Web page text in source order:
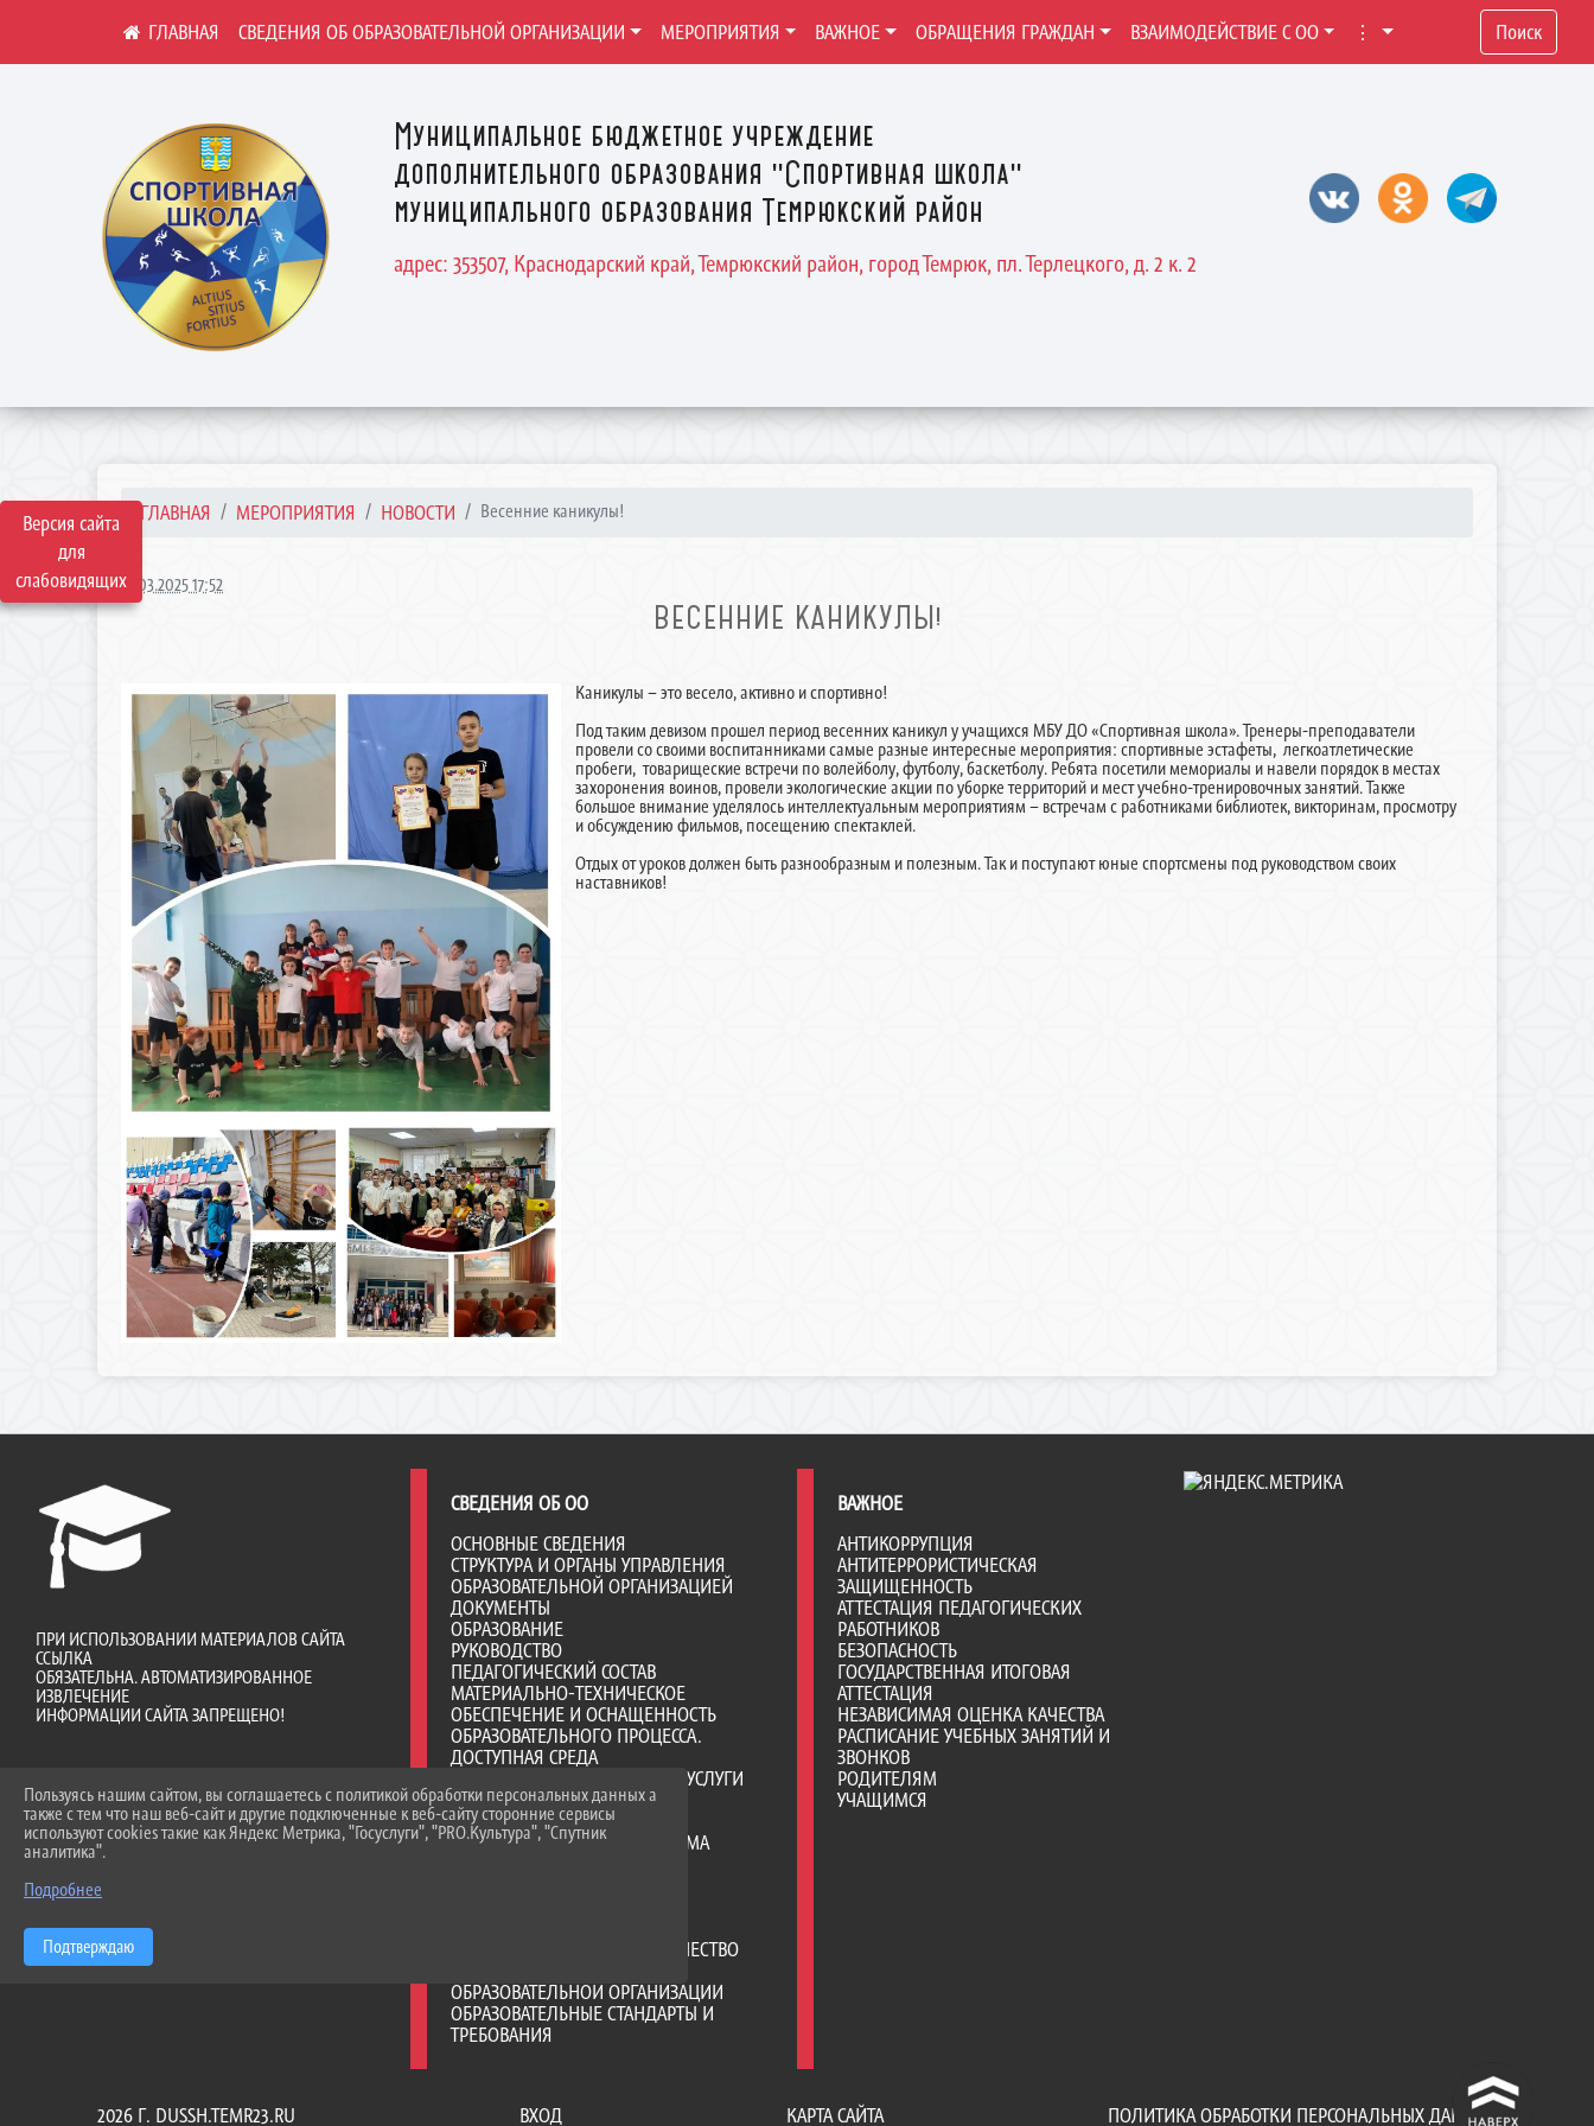
Версия сайта
для
слабовидящих
Муниципальное бюджетное учреждение
дополнительного образования "Спортивная школа"
муниципального образования Темрюкский район
адрес: 353507, Краснодарский край, Темрюкский район, город Темрюк, пл. Терлецкого, д. 2 к. 2
СВЕДЕНИЯ ОБ ОБРАЗОВАТЕЛЬНОЙ ОРГАНИЗАЦИИ МЕРОПРИЯТИЯ ВАЖНОЕ ОБРАЩЕНИЯ ГРАЖДАН ВЗАИМОДЕЙСТВИЕ С ОО ⋮ Поиск
ГЛАВНАЯ МЕРОПРИЯТИЯ НОВОСТИ Весенние каникулы!
31.03.2025 17:52
ВЕСЕННИЕ КАНИКУЛЫ!
Каникулы – это весело, активно и спортивно!
Под таким девизом прошел период весенних каникул у учащихся МБУ ДО «Спортивная школа». Тренеры-преподаватели
провели со своими воспитанниками самые разные интересные мероприятия: спортивные эстафеты, легкоатлетические
пробеги, товарищеские встречи по волейболу, футболу, баскетболу. Ребята посетили мемориалы и навели порядок в местах
захоронения воинов, провели экологические акции по уборке территорий и мест учебно-тренировочных занятий. Также
большое внимание уделялось интеллектуальным мероприятиям – встречам с работниками библиотек, викторинам, просмотру
и обсуждению фильмов, посещению спектаклей.
Отдых от уроков должен быть разнообразным и полезным. Так и поступают юные спортсмены под руководством своих
наставников!
ПРИ ИСПОЛЬЗОВАНИИ МАТЕРИАЛОВ САЙТА
ССЫЛКА
ОБЯЗАТЕЛЬНА. АВТОМАТИЗИРОВАННОЕ
ИЗВЛЕЧЕНИЕ
ИНФОРМАЦИИ САЙТА ЗАПРЕЩЕНО!
СВЕДЕНИЯ ОБ ОО
ОСНОВНЫЕ СВЕДЕНИЯ
СТРУКТУРА И ОРГАНЫ УПРАВЛЕНИЯ
ОБРАЗОВАТЕЛЬНОЙ ОРГАНИЗАЦИЕЙ
ДОКУМЕНТЫ
ОБРАЗОВАНИЕ
РУКОВОДСТВО
ПЕДАГОГИЧЕСКИЙ СОСТАВ
МАТЕРИАЛЬНО-ТЕХНИЧЕСКОЕ
ОБЕСПЕЧЕНИЕ И ОСНАЩЕННОСТЬ
ОБРАЗОВАТЕЛЬНОГО ПРОЦЕССА.
ДОСТУПНАЯ СРЕДА
ПЛАТНЫЕ ОБРАЗОВАТЕЛЬНЫЕ УСЛУГИ
ФИНАНСОВО-ХОЗЯЙСТВЕННАЯ
ДЕЯТЕЛЬНОСТЬ
ВАКАНТНЫЕ МЕСТА ДЛЯ ПРИЕМА
МЕЖДУНАРОДНОЕ СОТРУДНИЧЕСТВО
ОБРАЗОВАТЕЛЬНОЙ ОРГАНИЗАЦИИ
ОБРАЗОВАТЕЛЬНЫЕ СТАНДАРТЫ И
ТРЕБОВАНИЯ
ВАЖНОЕ
АНТИКОРРУПЦИЯ
АНТИТЕРРОРИСТИЧЕСКАЯ
ЗАЩИЩЕННОСТЬ
АТТЕСТАЦИЯ ПЕДАГОГИЧЕСКИХ
РАБОТНИКОВ
БЕЗОПАСНОСТЬ
ГОСУДАРСТВЕННАЯ ИТОГОВАЯ
АТТЕСТАЦИЯ
НЕЗАВИСИМАЯ ОЦЕНКА КАЧЕСТВА
РАСПИСАНИЕ УЧЕБНЫХ ЗАНЯТИЙ И
ЗВОНКОВ
РОДИТЕЛЯМ
УЧАЩИМСЯ
^
2026 Г. DUSSH.TEMR23.RU ВХОД КАРТА САЙТА ПОЛИТИКА ОБРАБОТКИ ПЕРСОНАЛЬНЫХ ДАННЫХ
Пользуясь нашим сайтом, вы соглашаетесь с политикой обработки персональных данных а
также с тем что наш веб-сайт и другие подключенные к веб-сайту сторонние сервисы
используют cookies такие как Яндекс Метрика, "Госуслуги", "PRO.Культура", "Спутник
аналитика".
Подробнее
Подтверждаю